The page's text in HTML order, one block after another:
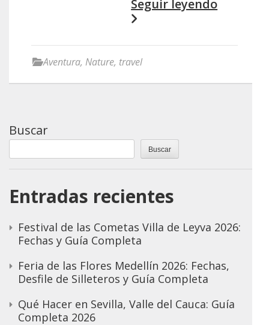
Seguir leyendo
Aventura, Nature, travel
Buscar
Buscar
Entradas recientes
Festival de las Cometas Villa de Leyva 2026:
Fechas y Guía Completa
Feria de las Flores Medellín 2026: Fechas,
Desfile de Silleteros y Guía Completa
Qué Hacer en Sevilla, Valle del Cauca: Guía
Completa 2026